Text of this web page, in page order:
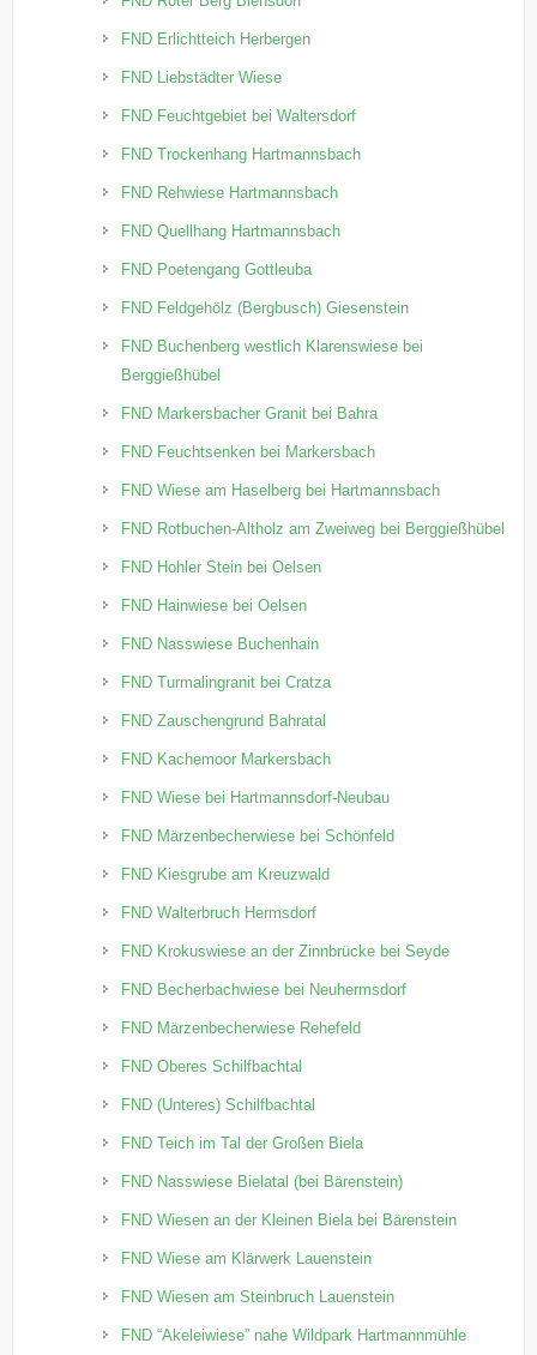
FND Erlichtteich Herbergen
FND Liebstädter Wiese
FND Feuchtgebiet bei Waltersdorf
FND Trockenhang Hartmannsbach
FND Rehwiese Hartmannsbach
FND Quellhang Hartmannsbach
FND Poetengang Gottleuba
FND Feldgehölz (Bergbusch) Giesenstein
FND Buchenberg westlich Klarenswiese bei
Berggießhübel
FND Markersbacher Granit bei Bahra
FND Feuchtsenken bei Markersbach
FND Wiese am Haselberg bei Hartmannsbach
FND Rotbuchen-Altholz am Zweiweg bei Berggießhübel
FND Hohler Stein bei Oelsen
FND Hainwiese bei Oelsen
FND Nasswiese Buchenhain
FND Turmalingranit bei Cratza
FND Zauschengrund Bahratal
FND Kachemoor Markersbach
FND Wiese bei Hartmannsdorf-Neubau
FND Märzenbecherwiese bei Schönfeld
FND Kiesgrube am Kreuzwald
FND Walterbruch Hermsdorf
FND Krokuswiese an der Zinnbrücke bei Seyde
FND Becherbachwiese bei Neuhermsdorf
FND Märzenbecherwiese Rehefeld
FND Oberes Schilfbachtal
FND (Unteres) Schilfbachtal
FND Teich im Tal der Großen Biela
FND Nasswiese Bielatal (bei Bärenstein)
FND Wiesen an der Kleinen Biela bei Bärenstein
FND Wiese am Klärwerk Lauenstein
FND Wiesen am Steinbruch Lauenstein
FND “Akeleiwiese” nahe Wildpark Hartmannmühle